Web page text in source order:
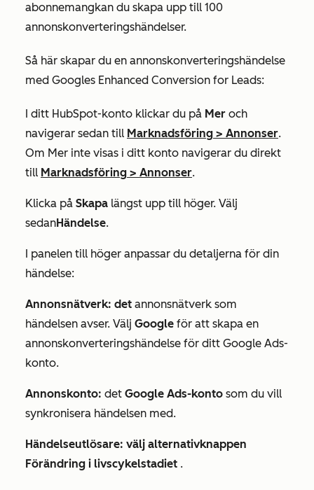
abonnemangkan du skapa upp till 100
annonskonverteringshändelser.
Så här skapar du en annonskonverteringshändelse
med Googles Enhanced Conversion for Leads:
I ditt HubSpot-konto klickar du på Mer och
navigerar sedan till Marknadsföring > Annonser.
Om Mer inte visas i ditt konto navigerar du direkt
till Marknadsföring > Annonser.
Klicka på Skapa längst upp till höger. Välj
sedanHändelse.
I panelen till höger anpassar du detaljerna för din
händelse:
Annonsnätverk: det annonsnätverk som
händelsen avser. Välj Google för att skapa en
annonskonverteringshändelse för ditt Google Ads-
konto.
Annonskonto: det Google Ads-konto som du vill
synkronisera händelsen med.
Händelseutlösare: välj alternativknappen
Förändring i livscykelstadiet .